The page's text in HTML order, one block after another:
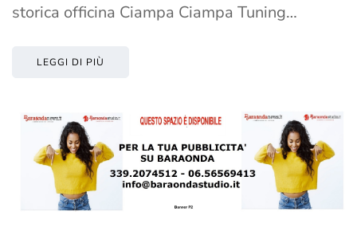
storica officina Ciampa Ciampa Tuning…
LEGGI DI PIÙ